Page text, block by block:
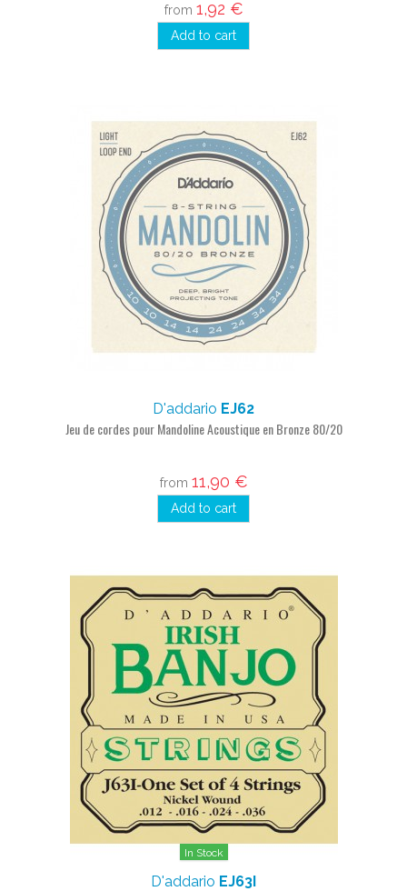
from 1,92 €
Add to cart
D'addario EJ62
Jeu de cordes pour Mandoline Acoustique en Bronze 80/20
from 11,90 €
Add to cart
In Stock
D'addario EJ63I